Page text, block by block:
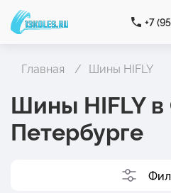
+7
Главная Шины HIFLY
Шины HIFLY в
Петербурге